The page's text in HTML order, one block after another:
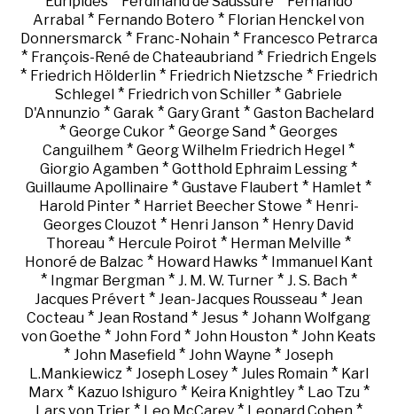
Arrabal * Fernando Botero * Florian Henckel von
Donnersmarck * Franc-Nohain* Francesco Petrarca
* François-René de Chateaubriand* Friedrich Engels
* Friedrich Hölderlin* Friedrich Nietzsche * Friedrich
Schlegel * Friedrich von Schiller * Gabriele
D'Annunzio * Garak * Gary Grant * Gaston Bachelard
* George Cukor * George Sand * Georges
Canguilhem * Georg Wilhelm Friedrich Hegel *
Giorgio Agamben * Gotthold Ephraim Lessing *
Guillaume Apollinaire * Gustave Flaubert * Hamlet *
Harold Pinter* Harriet Beecher Stowe * Henri-
Georges Clouzot * Henri Janson * Henry David
Thoreau * Hercule Poirot * Herman Melville *
Honoré de Balzac * Howard Hawks* Immanuel Kant
* Ingmar Bergman* J. M. W. Turner* J. S. Bach*
Jacques Prévert * Jean-Jacques Rousseau * Jean
Cocteau * Jean Rostand * Jesus * Johann Wolfgang
von Goethe * John Ford * John Houston * John Keats
* John Masefield * John Wayne * Joseph
L.Mankiewicz* Joseph Losey* Jules Romain* Karl
Marx * Kazuo Ishiguro * Keira Knightley* Lao Tzu*